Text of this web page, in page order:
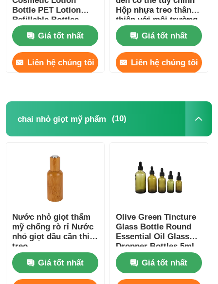
Bottle PET Lotion
Refillable Bottles
Amber 7oz 10oz 16oz
Cosmetic Lotion
Bottle
Giá tốt nhất
Liên hệ chúng tôi
Hộp nhựa treo thân
thiện với môi trường
180ml 200ml 250ml
300ml Giá tốt nhất
Liên hệ chúng tôi
chai nhỏ giọt mỹ phẩm (10)
Nước nhỏ giọt thẩm
mỹ chống rò rỉ Nước
nhỏ giọt dầu cần thiết
treo
Giá tốt nhất
Olive Green Tincture
Glass Bottle Round
Essential Oil Glass
Dropper Bottles 5ml
10ml 15ml 20ml 30ml
Giá tốt nhất